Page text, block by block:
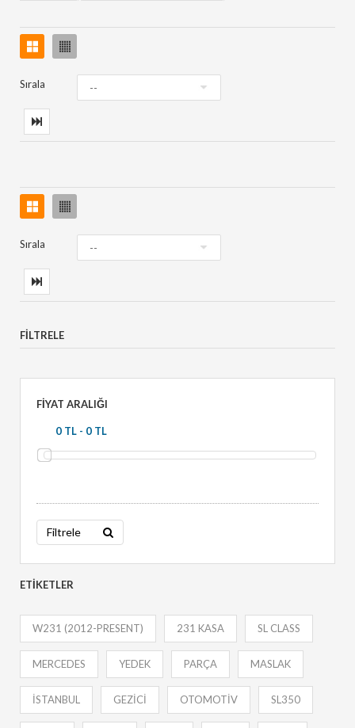
Sırala
Sırala
FILTRELE
FIYAT ARALIĞI
Filtrele
ETIKETLER
W231 (2012-PRESENT) 231 KASA SL CLASS
MERCEDES YEDEK PARÇA MASLAK
İSTANBUL GEZİCİ OTOMOTİV SL350